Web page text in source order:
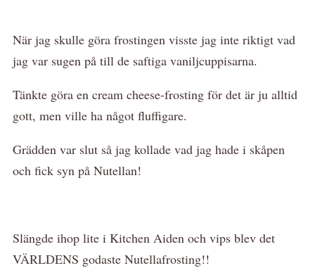
När jag skulle göra frostingen visste jag inte riktigt vad
jag var sugen på till de saftiga vaniljcuppisarna.
Tänkte göra en cream cheese-frosting för det är ju alltid
gott, men ville ha något fluffigare.
Grädden var slut så jag kollade vad jag hade i skåpen
och fick syn på Nutellan!
Slängde ihop lite i Kitchen Aiden och vips blev det
VÄRLDENS godaste Nutellafrosting!!